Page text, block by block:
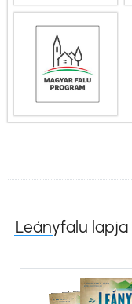
Leányfalu lapja